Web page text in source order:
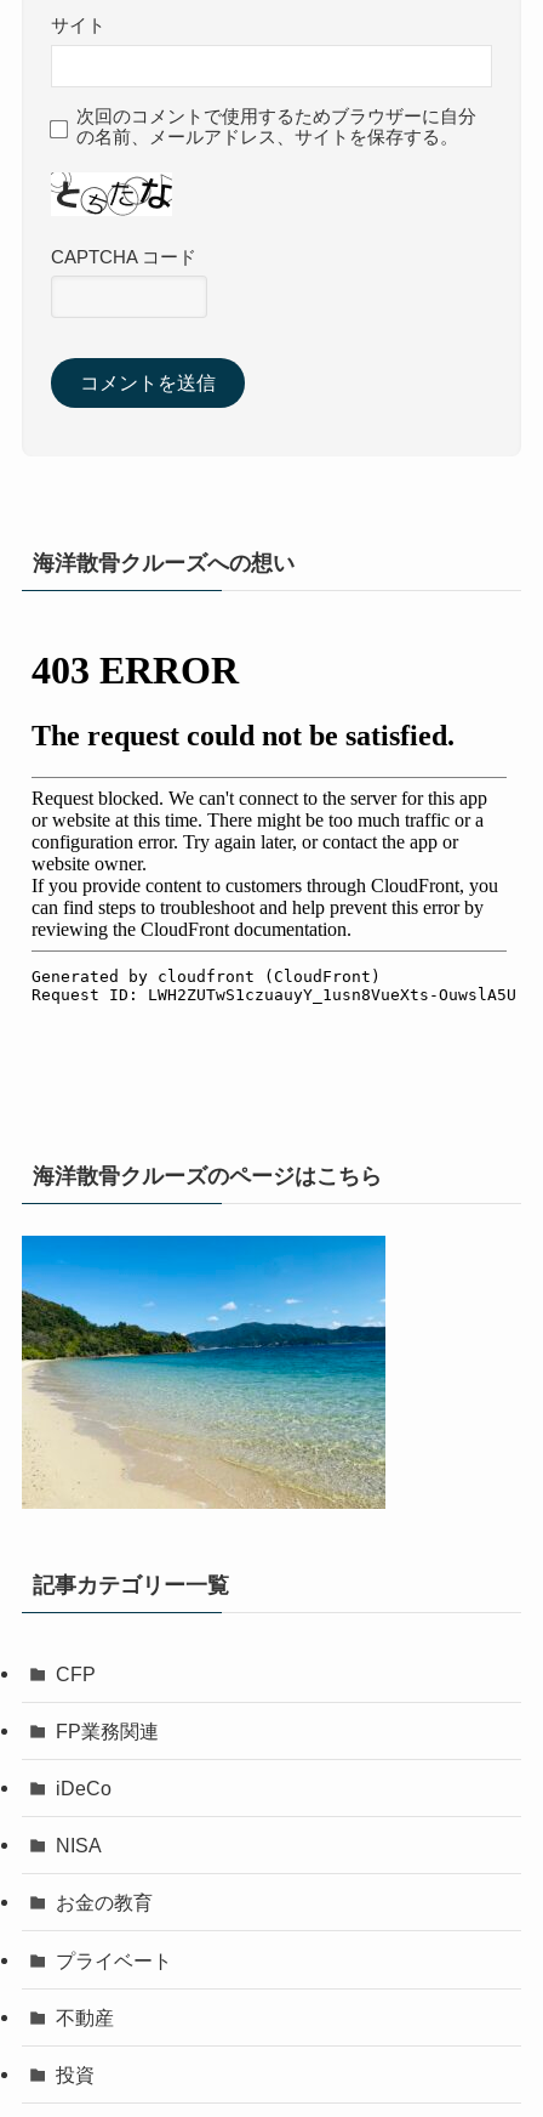
サイト
次回のコメントで使用するためブラウザーに自分
の名前、メールアドレス、サイトを保存する。
CAPTCHA コード
海洋散骨クルーズへの想い
海洋散骨クルーズのページはこちら
記事カテゴリー一覧
CFP
FP業務関連
iDeCo
NISA
お金の教育
プライベート
不動産
投資